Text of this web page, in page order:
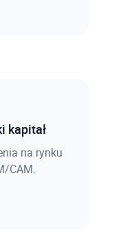
kapitał
na rynku
CAM.